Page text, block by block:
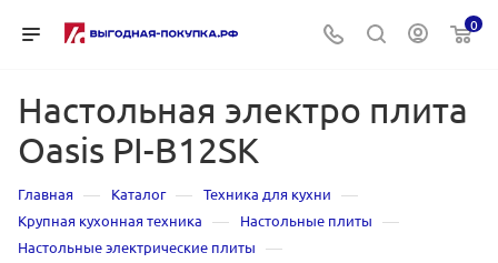
0
Настольная электро плита
Oasis PI-B12SK
Главная — Каталог — Техника для кухни —
Крупная кухонная техника — Настольные плиты —
Настольные электрические плиты —